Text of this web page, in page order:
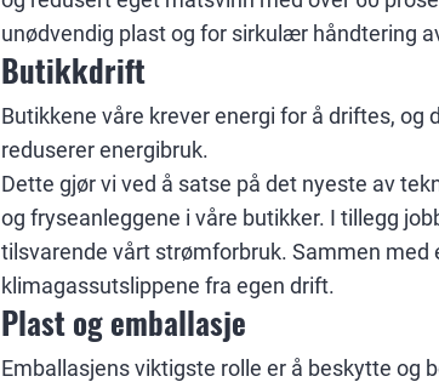
unødvendig plast og for sirkulær håndtering
Butikkdrift
Butikkene våre krever energi for å driftes,
reduserer energibruk.
Dette gjør vi ved å satse på det nyeste av
og fryseanleggene i våre butikker. I tillegg
tilsvarende vårt strømforbruk. Sammen
klimagassutslippene fra egen drift.
Plast og emballasje
Emballasjens viktigste rolle er å beskytte og